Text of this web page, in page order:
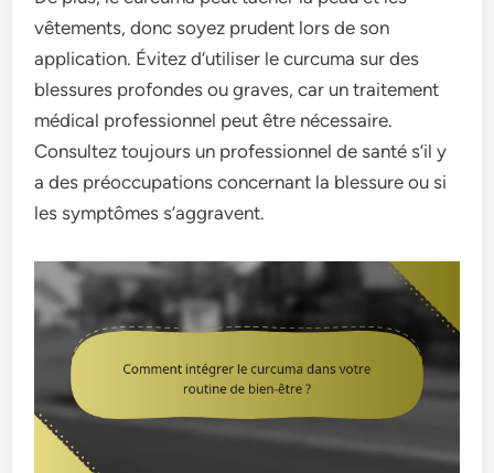
vêtements, donc soyez prudent lors de son
application. Évitez d’utiliser le curcuma sur des
blessures profondes ou graves, car un traitement
médical professionnel peut être nécessaire.
Consultez toujours un professionnel de santé s’il y
a des préoccupations concernant la blessure ou si
les symptômes s’aggravent.